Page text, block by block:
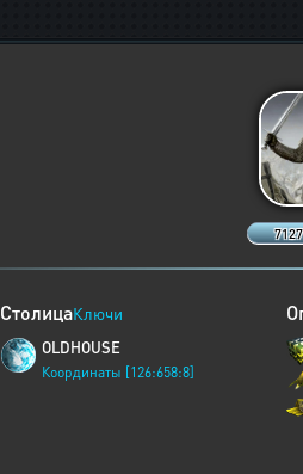
СтолицаКлючи
OLDHOUSE
Координаты [126:658:8]